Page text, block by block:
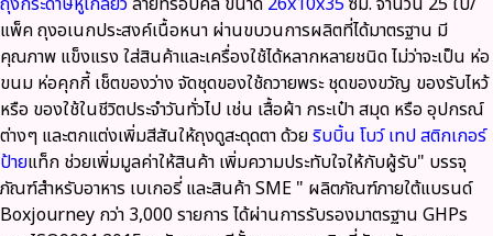
แพ็ค ถุงอเนกประสงค์เนื้อหนา ผ่านขบวนการผลิตที่ได้มาตรฐาน มี
คุณภาพ แข็งแรง ใส่สินค้าและเครื่องใช้ได้หลากหลายชนิด ไม่ว่าจะเป็น ห่อ
ขนม ห่อคุกกี้ เช็ตของว่าง จัดชุดของใช้ถวายพระ ชุดของขวัญ ของรับไหว้
หรือ ของใช้ในชีวิตประจำวันทั่วไป เช่น เสื้อผ้า กระเป๋า สมุด หรือ อุปกรณ์
ต่างๆ และตกแต่งเพิ่มสีสันให้ถุงดูสะดุดตา ด้วยริบบิ้น โบว์ เทปสติกเกอร์
ป้ายแท็ก ช่วยเพิ่มมูลค่าให้สินค้า เพิ่มความประทับใจให้กับผู้รับ" บรรจุ
ภัณฑ์สำหรับอาหาร เบเกอรี่ และสินค้า SME " ผลิตภัณฑ์ภายใต้แบรนด์
Boxjourney กว่า 3,000 รายการ ได้ผ่านการรับรองมาตรฐาน GHPs